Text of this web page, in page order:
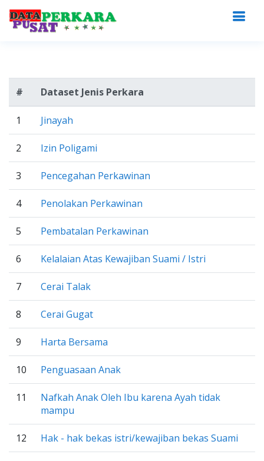
# Dataset Jenis Perkara
1 Jinayah
2 Izin Poligami
3 Pencegahan Perkawinan
4 Penolakan Perkawinan
5 Pembatalan Perkawinan
6 Kelalaian Atas Kewajiban Suami / Istri
7 Cerai Talak
8 Cerai Gugat
9 Harta Bersama
10 Penguasaan Anak
11
Nafkah Anak Oleh Ibu karena Ayah tidak
mampu
12 Hak - hak bekas istri/kewajiban bekas Suami